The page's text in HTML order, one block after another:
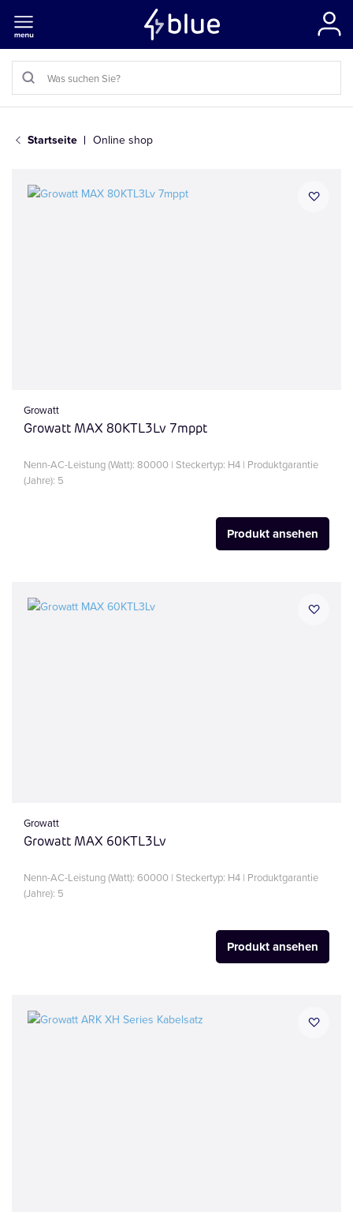
Startseite Online shop
Growatt
Growatt MAX 80KTL3Lv 7mppt
Nenn-AC-Leistung (Watt): 80000 | Steckertyp: H4 | Produktgarantie
(Jahre): 5
Produkt ansehen
Growatt
Growatt MAX 60KTL3Lv
Nenn-AC-Leistung (Watt): 60000 | Steckertyp: H4 | Produktgarantie
(Jahre): 5
Produkt ansehen